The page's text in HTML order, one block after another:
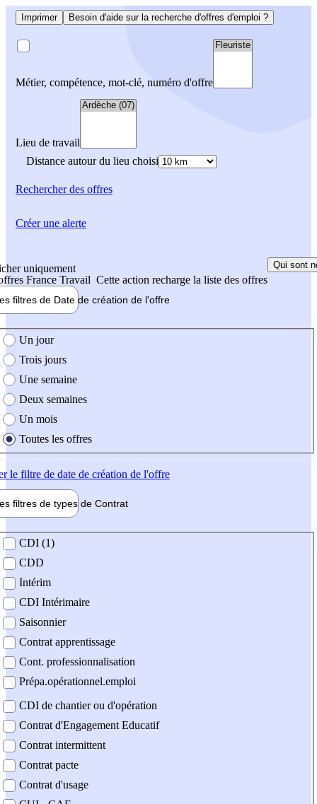
Imprimer Besoin d'aide sur la recherche d'offres d'emploi ?
Métier, compétence, mot-clé, numéro d'offre
Lieu de travail
Distance autour du lieu choisi
Rechercherdes offres
uniquement
France Travail Cette action recharge la liste des offres
Qui sont
filtres de Date de création de l'offre
création de l'offre
Un jour
Trois jours
Une semaine
Deux semaines
Un mois
Toutes les offres
le filtre de date de création de l'offre
filtres de types de Contrat
contrat
CDI (1)
CDD
Intérim
CDI Intérimaire
Saisonnier
Contrat apprentissage
Cont. professionnalisation
Prépa.opérationnel.emploi
CDI de chantier ou d'opération
Contrat d'Engagement Educatif
Contrat intermittent
Contrat pacte
Contrat d'usage
Créer une alerte